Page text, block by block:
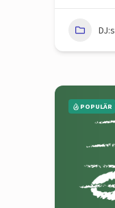
DJ:s
POPULÄR